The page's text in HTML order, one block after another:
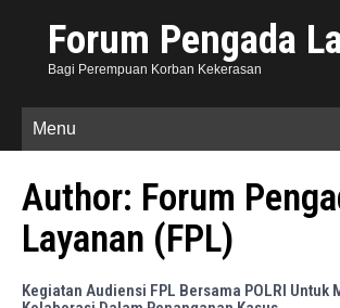
Forum Pengada
Bagi Perempuan Korban Kekerasan
Menu
Author: Forum
Layanan (FPL)
Kegiatan Audiensi FPL Bersama POLRI Untuk